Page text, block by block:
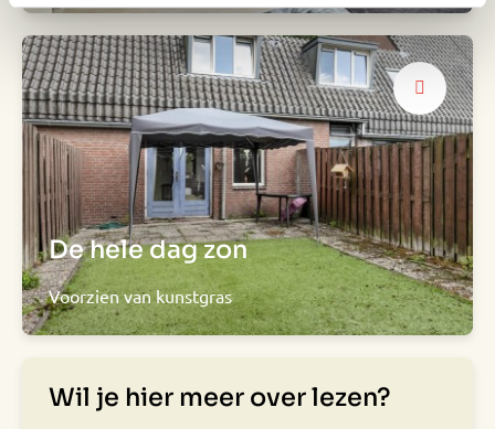
De hele dag zon
Voorzien van kunstgras
Wil je hier meer over lezen?